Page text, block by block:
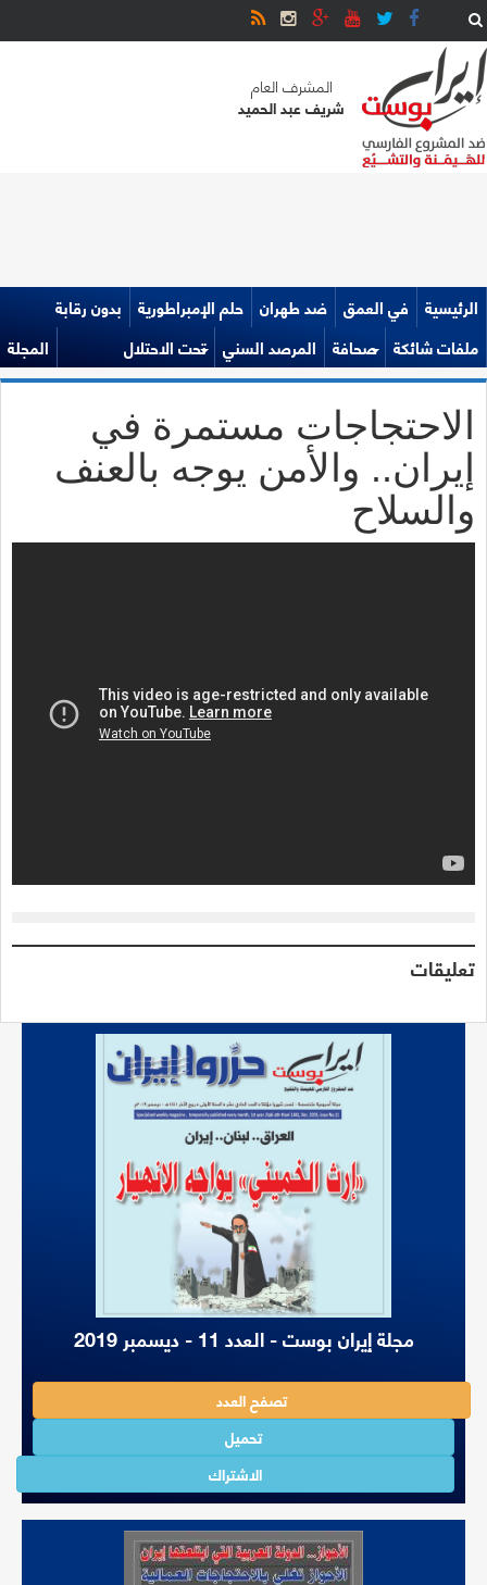
المشرف العام
شريف عبد الحميد
الرئيسية في العمق ضد طهران حلم الإمبراطورية بدون رقابة
ملفات شائكة صحافة المرصد السني تحت الاحتلال المجلة
الاحتجاجات مستمرة في
إيران.. والأمن يوجه بالعنف
والسلاح
تعليقات
مجلة إيران بوست - العدد 11 - ديسمبر 2019
تصفح العدد
تحميل
الاشتراك